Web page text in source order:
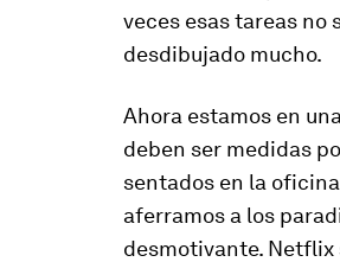
veces esas tareas no
desdibujado mucho.
Ahora estamos en
deben ser medidas
sentados en la
aferramos a los
desmotivante. Netflix